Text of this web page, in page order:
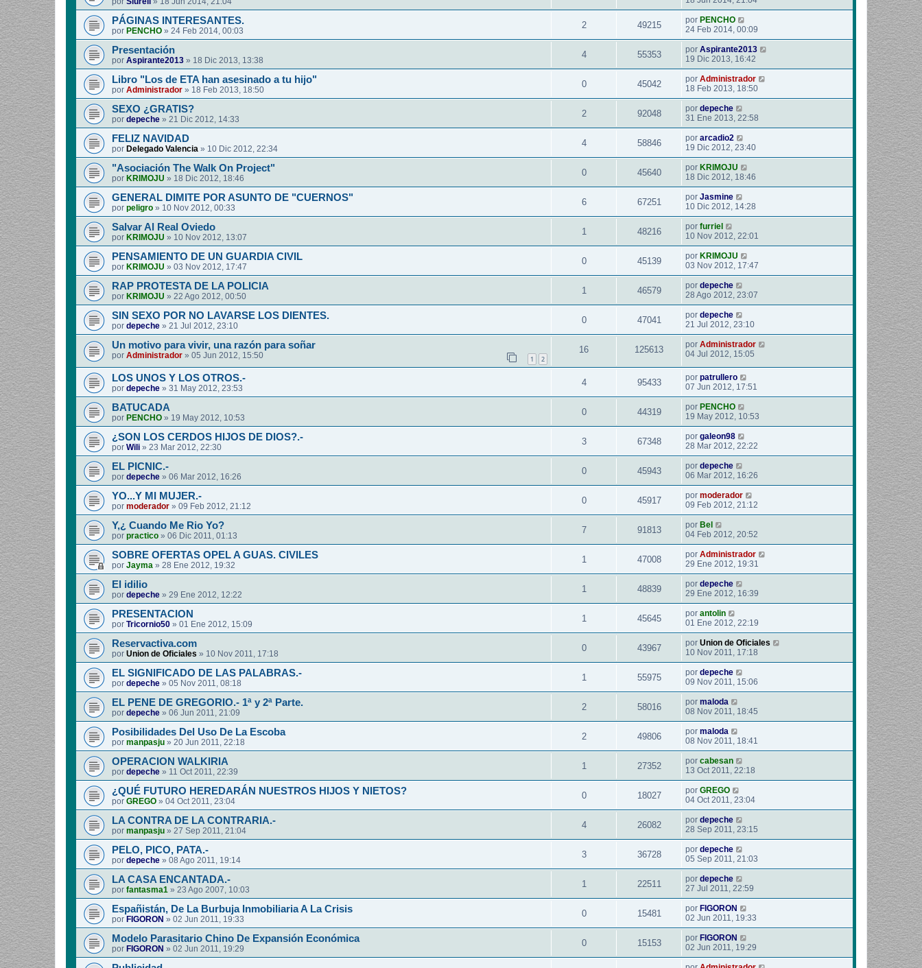
PÁGINAS INTERESANTES.
por PENCHO » 24 Feb 2014, 00:03
2 49215 por PENCHO
24 Feb 2014, 00:09
Presentación
por Aspirante2013 » 18 Dic 2013, 13:38
4 55353 por Aspirante2013
19 Dic 2013, 16:42
Libro "Los de ETA han asesinado a tu hijo"
por Administrador » 18 Feb 2013, 18:50
0 45042 por Administrador
18 Feb 2013, 18:50
SEXO ¿GRATIS?
por depeche » 21 Dic 2012, 14:33
2 92048 por depeche
31 Ene 2013, 22:58
FELIZ NAVIDAD
por Delegado Valencia » 10 Dic 2012, 22:34
4 58846 por arcadio2
19 Dic 2012, 23:40
"Asociación The Walk On Project"
por KRIMOJU » 18 Dic 2012, 18:46
0 45640 por KRIMOJU
18 Dic 2012, 18:46
GENERAL DIMITE POR ASUNTO DE "CUERNOS"
por peligro » 10 Nov 2012, 00:33
6 67251 por Jasmine
10 Dic 2012, 14:28
Salvar Al Real Oviedo
por KRIMOJU » 10 Nov 2012, 13:07
1 48216 por furriel
10 Nov 2012, 22:01
PENSAMIENTO DE UN GUARDIA CIVIL
por KRIMOJU » 03 Nov 2012, 17:47
0 45139 por KRIMOJU
03 Nov 2012, 17:47
RAP PROTESTA DE LA POLICIA
por KRIMOJU » 22 Ago 2012, 00:50
1 46579 por depeche
28 Ago 2012, 23:07
SIN SEXO POR NO LAVARSE LOS DIENTES.
por depeche » 21 Jul 2012, 23:10
0 47041 por depeche
21 Jul 2012, 23:10
Un motivo para vivir, una razón para soñar
por Administrador » 05 Jun 2012, 15:50 1 2
16 125613 por Administrador
04 Jul 2012, 15:05
LOS UNOS Y LOS OTROS.-
por depeche » 31 May 2012, 23:53
4 95433 por patrullero
07 Jun 2012, 17:51
BATUCADA
por PENCHO » 19 May 2012, 10:53
0 44319 por PENCHO
19 May 2012, 10:53
¿SON LOS CERDOS HIJOS DE DIOS?.-
por Wili » 23 Mar 2012, 22:30
3 67348 por galeon98
28 Mar 2012, 22:22
EL PICNIC.-
por depeche » 06 Mar 2012, 16:26
0 45943 por depeche
06 Mar 2012, 16:26
YO...Y MI MUJER.-
por moderador » 09 Feb 2012, 21:12
0 45917 por moderador
09 Feb 2012, 21:12
Y,¿ Cuando Me Rio Yo?
por practico » 06 Dic 2011, 01:13
7 91813 por Bel
04 Feb 2012, 20:52
SOBRE OFERTAS OPEL A GUAS. CIVILES
por Jayma » 28 Ene 2012, 19:32
1 47008 por Administrador
29 Ene 2012, 19:31
El idilio
por depeche » 29 Ene 2012, 12:22
1 48839 por depeche
29 Ene 2012, 16:39
PRESENTACION
por Tricornio50 » 01 Ene 2012, 15:09
1 45645 por antolin
01 Ene 2012, 22:19
Reservactiva.com
por Union de Oficiales » 10 Nov 2011, 17:18
0 43967 por Union de Oficiales
10 Nov 2011, 17:18
EL SIGNIFICADO DE LAS PALABRAS.-
por depeche » 05 Nov 2011, 08:18
1 55975 por depeche
09 Nov 2011, 15:06
EL PENE DE GREGORIO.- 1ª y 2ª Parte.
por depeche » 06 Jun 2011, 21:09
2 58016 por maloda
08 Nov 2011, 18:45
Posibilidades Del Uso De La Escoba
por manpasju » 20 Jun 2011, 22:18
2 49806 por maloda
08 Nov 2011, 18:41
OPERACION WALKIRIA
por depeche » 11 Oct 2011, 22:39
1 27352 por cabesan
13 Oct 2011, 22:18
¿QUÉ FUTURO HEREDARÁN NUESTROS HIJOS Y NIETOS?
por GREGO » 04 Oct 2011, 23:04
0 18027 por GREGO
04 Oct 2011, 23:04
LA CONTRA DE LA CONTRARIA.-
por manpasju » 27 Sep 2011, 21:04
4 26082 por depeche
28 Sep 2011, 23:15
PELO, PICO, PATA.-
por depeche » 08 Ago 2011, 19:14
3 36728 por depeche
05 Sep 2011, 21:03
LA CASA ENCANTADA.-
por fantasma1 » 23 Ago 2007, 10:03
1 22511 por depeche
27 Jul 2011, 22:59
Españistán, De La Burbuja Inmobiliaria A La Crisis
por FIGORON » 02 Jun 2011, 19:33
0 15481 por FIGORON
02 Jun 2011, 19:33
Modelo Parasitario Chino De Expansión Económica
por FIGORON » 02 Jun 2011, 19:29
0 15153 por FIGORON
02 Jun 2011, 19:29